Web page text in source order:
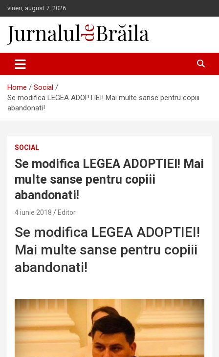
Skip
to
content
vineri, august 7, 2026
Jurnalul de Brăila
Home
Social
Se modifica LEGEA ADOPTIEI! Mai multe sanse pentru copiii
abandonati!
SOCIAL
Se modifica LEGEA ADOPTIEI! Mai
multe sanse pentru copiii
abandonati!
4 iunie 2018 Editor
Se modifica LEGEA ADOPTIEI!
Mai multe sanse pentru copiii
abandonati!